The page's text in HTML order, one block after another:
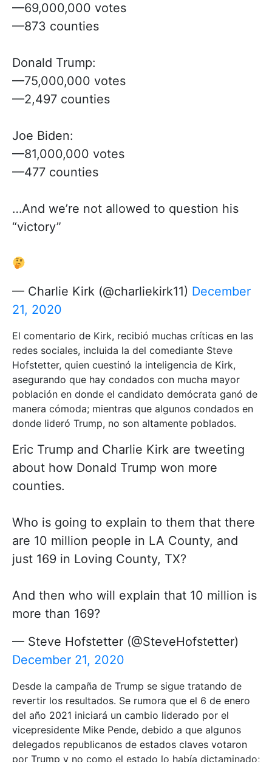
—69,000,000 votes
—873 counties
Donald Trump:
—75,000,000 votes
—2,497 counties
Joe Biden:
—81,000,000 votes
—477 counties
…And we’re not allowed to question his
“victory”
— Charlie Kirk (@charliekirk11) December
21, 2020
El comentario de Kirk, recibió muchas críticas en las
redes sociales, incluida la del comediante Steve
Hofstetter, quien cuestinó la inteligencia de Kirk,
asegurando que hay condados con mucha mayor
población en donde el candidato demócrata ganó de
manera cómoda; mientras que algunos condados en
donde lideró Trump, no son altamente poblados.
Eric Trump and Charlie Kirk are tweeting
about how Donald Trump won more
counties.
Who is going to explain to them that there
are 10 million people in LA County, and
just 169 in Loving County, TX?
And then who will explain that 10 million is
more than 169?
— Steve Hofstetter (@SteveHofstetter)
December 21, 2020
Desde la campaña de Trump se sigue tratando de
revertir los resultados. Se rumora que el 6 de enero
del año 2021 iniciará un cambio liderado por el
vicepresidente Mike Pende, debido a que algunos
delegados republicanos de estados claves votaron
por Trump y no como el estado lo había dictaminado;